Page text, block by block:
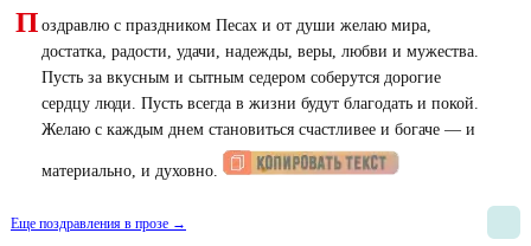
П оздравлю с праздником Песах и от души желаю мира,
достатка, радости, удачи, надежды, веры, любви и мужества.
Пусть за вкусным и сытным седером соберутся дорогие
сердцу люди. Пусть всегда в жизни будут благодать и покой.
Желаю с каждым днем становиться счастливее и богаче — и
материально, и духовно.
Еще поздравления в прозе →